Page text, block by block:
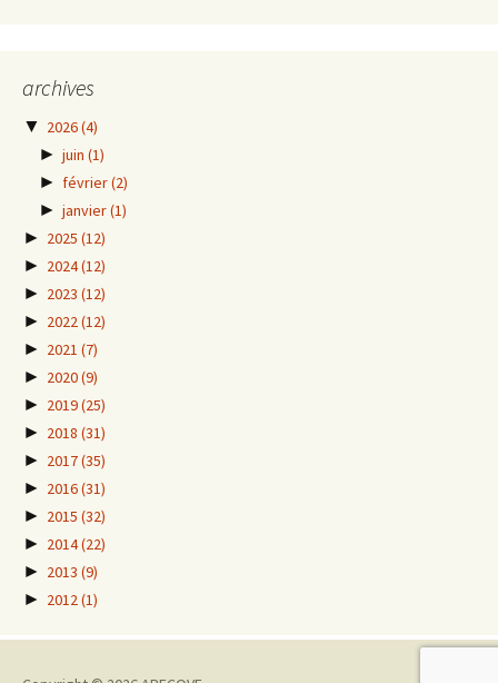
archives
▼ 2026(4)
► juin (1)
► février(2)
► janvier(1)
► 2025 (12)
► 2024(12)
► 2023 (12)
► 2022(12)
► 2021 (7)
► 2020(9)
► 2019(25)
► 2018 (31)
► 2017(35)
► 2016(31)
► 2015 (32)
► 2014(22)
► 2013 (9)
► 2012(1)